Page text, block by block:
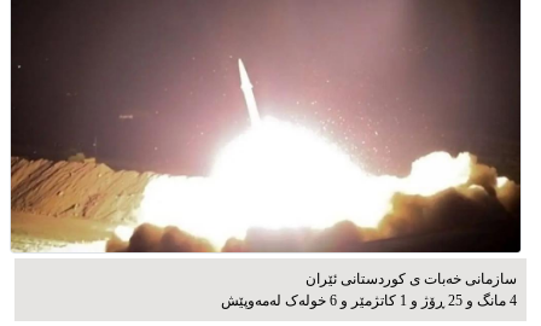
سازمانی خەبات ی کوردستانی ئێران
4 مانگ و 25 ڕۆژ و 1 کاتژمێر و 6 خوله‌ک له‌مه‌وپێش‌